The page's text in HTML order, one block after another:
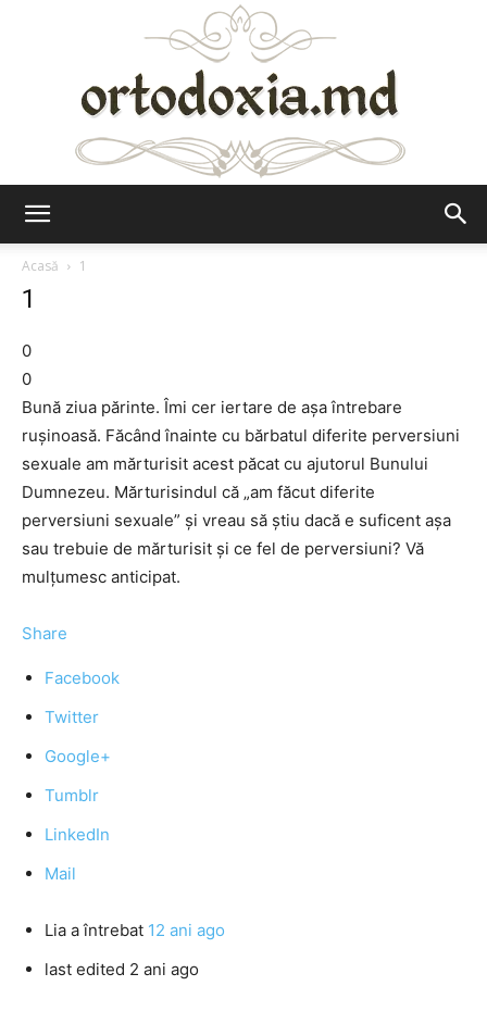
Acasă
1
1
0
0
Bună ziua părinte. Îmi cer iertare de așa întrebare
rușinoasă. Făcând înainte cu bărbatul diferite perversiuni
sexuale am mărturisit acest păcat cu ajutorul Bunului
Dumnezeu. Mărturisindul că „am făcut diferite
perversiuni sexuale” și vreau să știu dacă e suficent așa
sau trebuie de mărturisit și ce fel de perversiuni? Vă
mulțumesc anticipat.
Share
Facebook
Twitter
Google+
Tumblr
LinkedIn
Mail
Lia a întrebat 12 ani ago
last edited 2 ani ago